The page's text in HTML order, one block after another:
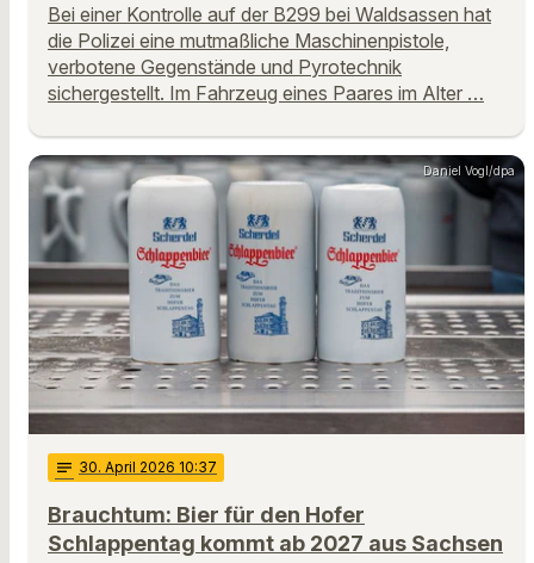
Bei einer Kontrolle auf der B299 bei Waldsassen hat
die Polizei eine mutmaßliche Maschinenpistole,
verbotene Gegenstände und Pyrotechnik
sichergestellt. Im Fahrzeug eines Paares im Alter …
Daniel Vogl/dpa
notes 30. April 2026 10:37
Brauchtum: Bier für den Hofer
Schlappentag kommt ab 2027 aus Sachsen